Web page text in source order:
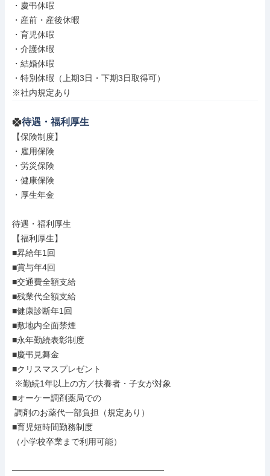
・慶弔休暇
・産前・産後休暇
・育児休暇
・介護休暇
・結婚休暇
・特別休暇（上期3日・下期3日取得可）
※社内規定あり
待遇・福利厚生
【保険制度】
・雇用保険
・労災保険
・健康保険
・厚生年金
待遇・福利厚生
【福利厚生】
■昇給年1回
■賞与年4回
■交通費全額支給
■残業代全額支給
■健康診断年1回
■敷地内全面禁煙
■永年勤続表彰制度
■慶弔見舞金
■クリスマスプレゼント
■オーケー調剤薬局での
■育児短時間勤務制度
（小学校卒業まで利用可能）
━━━━━━━━━━━━━━━━━━